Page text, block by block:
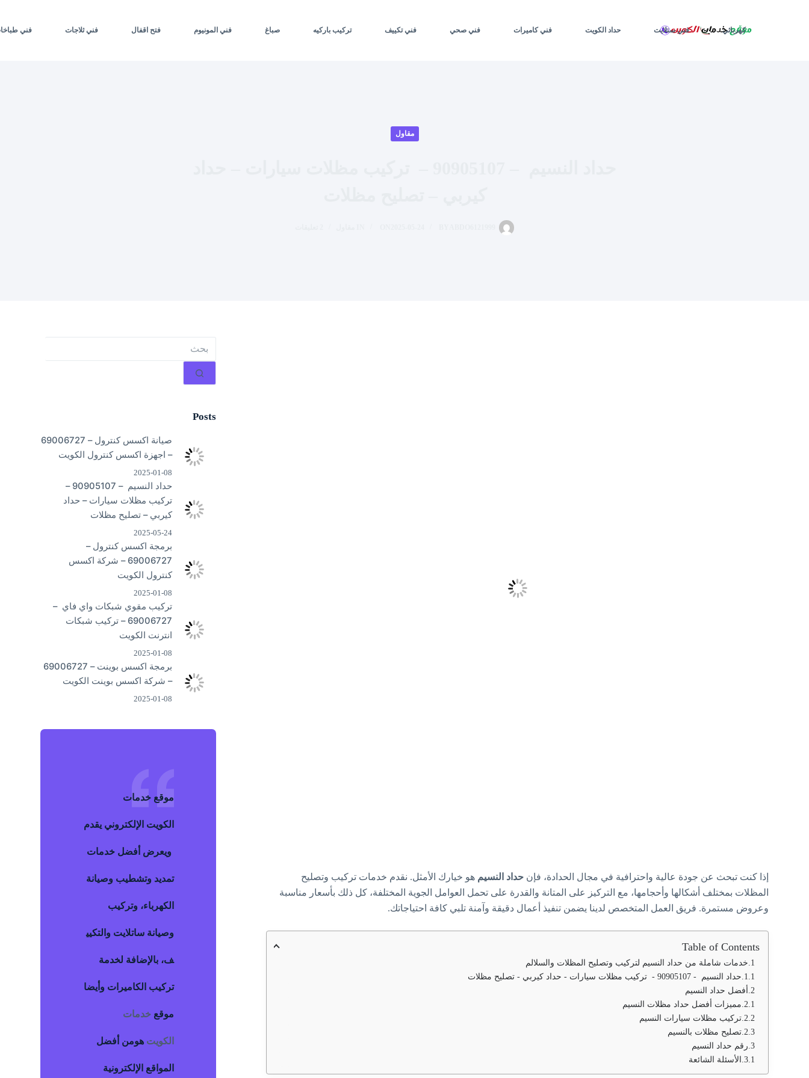
كهربائي فني ستلايت حداد الكويت فني كاميرات فني صحي فني تكييف تركيب باركيه صباغ فني المونيوم فتح اقفال فني ثلاجات فني
مقاول
إذا كنت تبحث عن جودة عالية واحترافية في مجال الحدادة، فإنحداد النسيم هو خيارك الأمثل. نقدم خدمات تركيب وتصليح
المظلات بمختلف أشكالها وأحجامها، مع التركيز على المتانة والقدرة على تحمل العوامل الجوية المختلفة، كل ذلك بأسعار مناسبة
وعروض مستمرة. فريق العمل المتخصص لدينا يضمن تنفيذ أعمال دقيقة وآمنة تلبي كافة احتياجاتك.
Table of Contents
خدمات شاملة من حداد النسيم لتركيب وتصليح المظلات والسلالم
حداد النسيم - 90905107 - تركيب مظلات سيارات - حداد كيربي - تصليح مظلات
أفضل حداد النسيم
مميزات أفضل حداد مظلات النسيم
تركيب مظلات سيارات النسيم
تصليح مظلات بالنسيم
رقم حداد النسيم
الأسئلة الشائعة
توجد
نتائج
Posts
صيانة اكسس كنترول – 69006727
– اجهزة اكسس كنترول الكويت
2025-01-08
حداد النسيم – 90905107 –
تركيب مظلات سيارات – حداد
كيربي – تصليح مظلات
2025-05-24
برمجة اكسس كنترول –
69006727 – شركة اكسس
كنترول الكويت
2025-01-08
تركيب مقوي شبكات واي فاي –
69006727 – تركيب شبكات
انترنت الكويت
2025-01-08
برمجة اكسس بوينت – 69006727
– شركة اكسس بوينت الكويت
2025-01-08
موقع خدمات
الكويت الإلكتروني يقدم
ويعرض أفضل خدمات
تمديد وتشطيب وصيانة
الكهرباء، وتركيب
وصيانة ساتلايت والتكيي
ف، بالإضافة لخدمة
تركيب الكاميرات وأيضا
موقعخدمات
الكويتهومن أفضل
المواقع الإلكترونية